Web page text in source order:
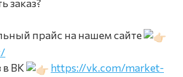
заказ?
прайс на нашем сайте
в ВК
https://vk.com/market-